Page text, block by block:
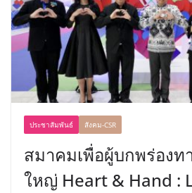
ประชาสัมพันธ์ สังคม-CSR
สมาคมเพื่อผู้บกพร่องท
ใหญ่ Heart & Hand :